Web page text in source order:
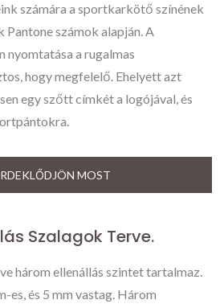
számára a sportkarkötő színének
számok alapján. A
nyomtatása a rugalmas
hogy megfelelő. Ehelyett azt
egy szőtt címkét a logójával, és
MOST
Szalagok Terve.
három ellenállás szintet tartalmaz.
es, és 5 mm vastag. Három